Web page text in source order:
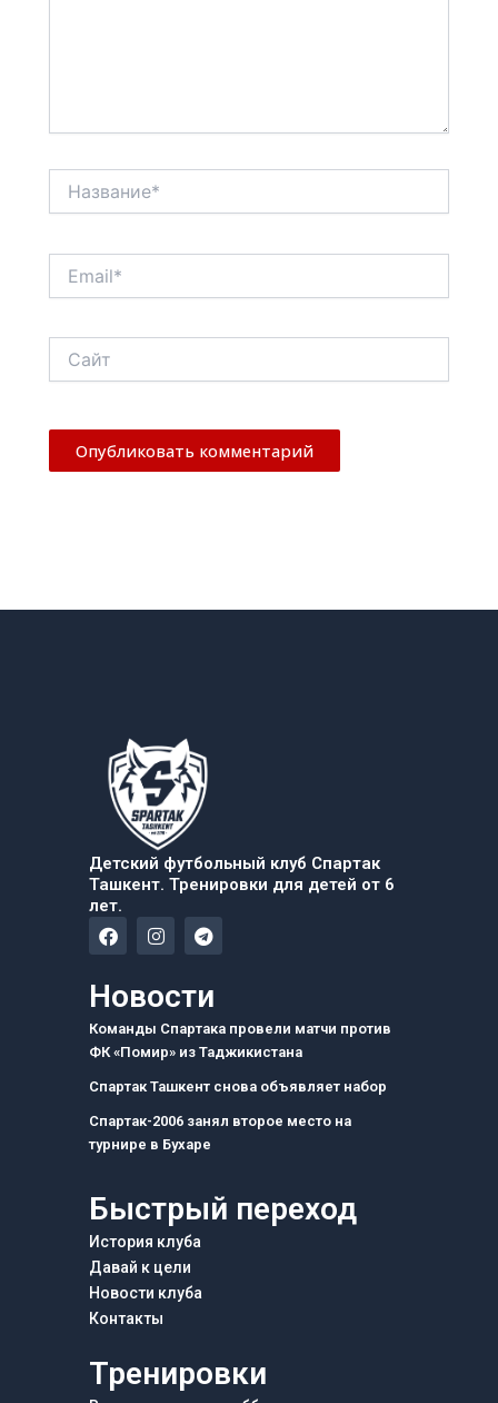
Детский футбольный клуб Спартак
Ташкент. Тренировки для детей от 6
лет.
F
a
e
b
o
k
I
n
a
g
r
a
m
T
e
g
a
m
Новости
Команды Спартака провели матчи против
ФК «Помир» из Таджикистана
Спартак Ташкент снова объявляет набор
Спартак-2006 занял второе место на
турнире в Бухаре
Быстрый переход
История клуба
Давай к цели
Новости клуба
Контакты
Тренировки